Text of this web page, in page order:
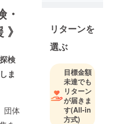
検
ま
団体
体。
リターンを
選ぶ
目標金額
未達でも
リターン
が届きま
す(All-in
方式)